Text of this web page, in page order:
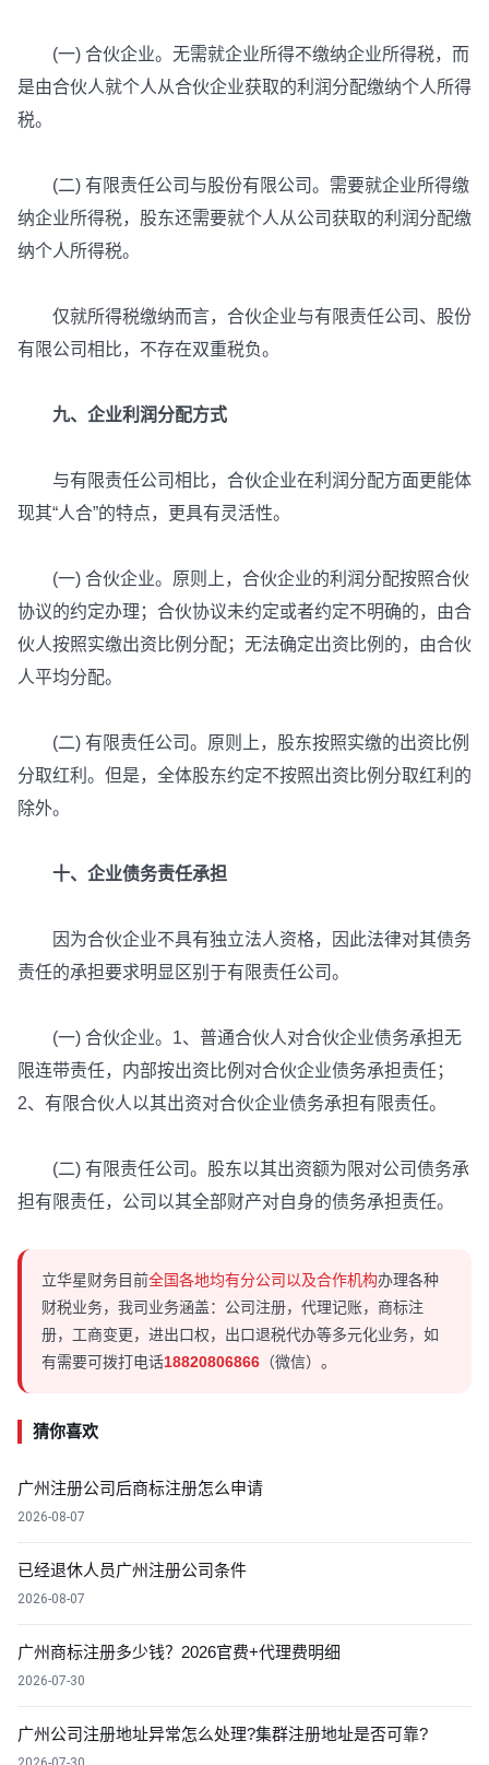
(一) 合伙企业。无需就企业所得不缴纳企业所得税，而
是由合伙人就个人从合伙企业获取的利润分配缴纳个人所得
税。
(二) 有限责任公司与股份有限公司。需要就企业所得缴
纳企业所得税，股东还需要就个人从公司获取的利润分配缴
纳个人所得税。
仅就所得税缴纳而言，合伙企业与有限责任公司、股份
有限公司相比，不存在双重税负。
九、企业利润分配方式
与有限责任公司相比，合伙企业在利润分配方面更能体
现其“人合”的特点，更具有灵活性。
(一) 合伙企业。原则上，合伙企业的利润分配按照合伙
协议的约定办理；合伙协议未约定或者约定不明确的，由合
伙人按照实缴出资比例分配；无法确定出资比例的，由合伙
人平均分配。
(二) 有限责任公司。原则上，股东按照实缴的出资比例
分取红利。但是，全体股东约定不按照出资比例分取红利的
除外。
十、企业债务责任承担
因为合伙企业不具有独立法人资格，因此法律对其债务
责任的承担要求明显区别于有限责任公司。
(一) 合伙企业。1、普通合伙人对合伙企业债务承担无
限连带责任，内部按出资比例对合伙企业债务承担责任；
2、有限合伙人以其出资对合伙企业债务承担有限责任。
(二) 有限责任公司。股东以其出资额为限对公司债务承
担有限责任，公司以其全部财产对自身的债务承担责任。
立华星财务目前全国各地均有分公司以及合作机构办理各种
财税业务，我司业务涵盖：公司注册，代理记账，商标注
册，工商变更，进出口权，出口退税代办等多元化业务，如
有需要可拨打电话18820806866 （微信）。
猜你喜欢
广州注册公司后商标注册怎么申请
2026-08-07
已经退休人员广州注册公司条件
2026-08-07
广州商标注册多少钱？2026官费+代理费明细
2026-07-30
广州公司注册地址异常怎么处理?集群注册地址是否可靠?